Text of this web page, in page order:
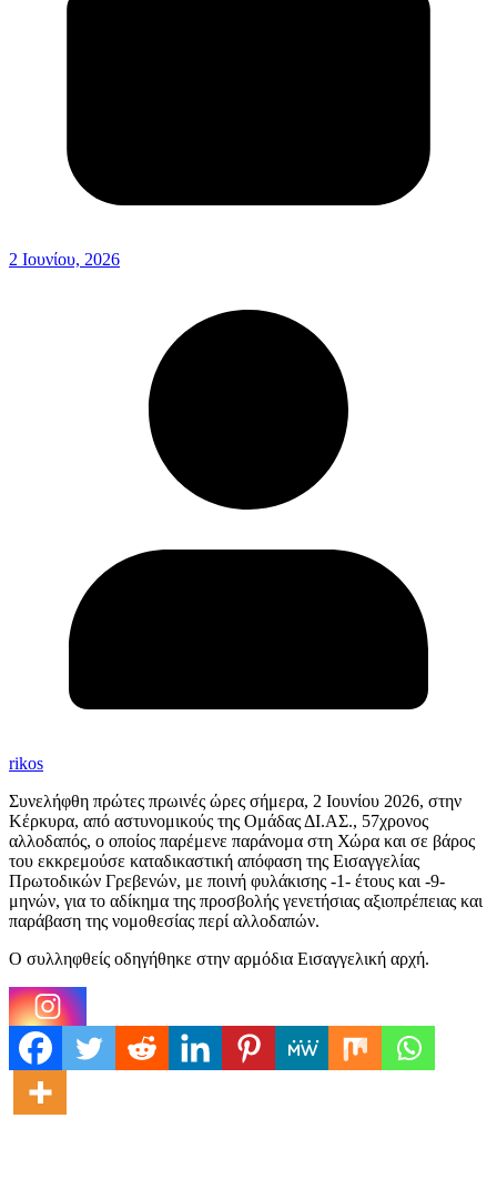
2 Ιουνίου, 2026
rikos
Συνελήφθη πρώτες πρωινές ώρες σήμερα, 2 Ιουνίου 2026, στην
Κέρκυρα, από αστυνομικούς της Ομάδας ΔΙ.ΑΣ., 57χρονος
αλλοδαπός, ο οποίος παρέμενε παράνομα στη Χώρα και σε βάρος
του εκκρεμούσε καταδικαστική απόφαση της Εισαγγελίας
Πρωτοδικών Γρεβενών, με ποινή φυλάκισης -1- έτους και -9-
μηνών, για το αδίκημα της προσβολής γενετήσιας αξιοπρέπειας και
παράβαση της νομοθεσίας περί αλλοδαπών.
Ο συλληφθείς οδηγήθηκε στην αρμόδια Εισαγγελική αρχή.